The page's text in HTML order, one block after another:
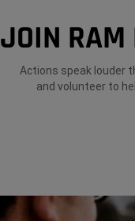
JOIN RAM
Actions speak louder
and volunteer to